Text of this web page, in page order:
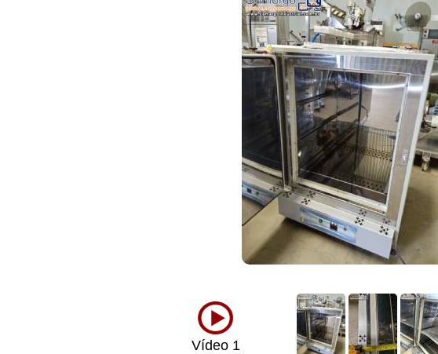
Vídeo 1